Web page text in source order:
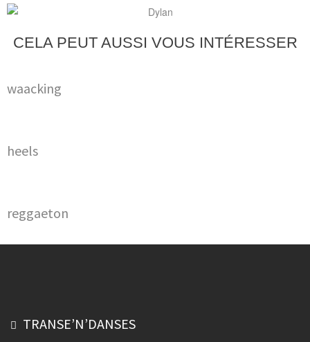
CELA PEUT AUSSI VOUS INTÉRESSER
waacking
heels
reggaeton
TRANSE’N’DANSES